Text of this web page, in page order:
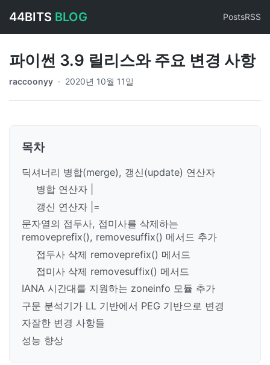
44BITS BLOG PostsRSS
파이썬 3.9 릴리스와 주요 변경 사항
raccoonyy · 2020년 10월 11일
목차
딕셔너리 병합(merge), 갱신(update) 연산자
병합 연산자 |
갱신 연산자 |=
문자열의 접두사, 접미사를 삭제하는
removeprefix(), removesuffix() 메서드 추가
접두사 삭제 removeprefix() 메서드
접미사 삭제 removesuffix() 메서드
IANA 시간대를 지원하는 zoneinfo 모듈 추가
구문 분석기가 LL 기반에서 PEG 기반으로 변경
자잘한 변경 사항들
성능 향상